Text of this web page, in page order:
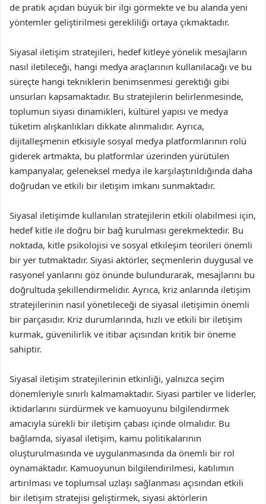
de pratik açıdan büyük bir ilgi görmekte ve bu alanda yeni
yöntemler geliştirilmesi gerekliliği ortaya çıkmaktadır.
Siyasal iletişim stratejileri, hedef kitleye yönelik mesajların
nasıl iletileceği, hangi medya araçlarının kullanılacağı ve bu
süreçte hangi tekniklerin benimsenmesi gerektiği gibi
unsurları kapsamaktadır. Bu stratejilerin belirlenmesinde,
toplumun siyasi dinamikleri, kültürel yapısı ve medya
tüketim alışkanlıkları dikkate alınmalıdır. Ayrıca,
dijitalleşmenin etkisiyle sosyal medya platformlarının rolü
giderek artmakta, bu platformlar üzerinden yürütülen
kampanyalar, geleneksel medya ile karşılaştırıldığında daha
doğrudan ve etkili bir iletişim imkanı sunmaktadır.
Siyasal iletişimde kullanılan stratejilerin etkili olabilmesi için,
hedef kitle ile doğru bir bağ kurulması gerekmektedir. Bu
noktada, kitle psikolojisi ve sosyal etkileşim teorileri önemli
bir yer tutmaktadır. Siyasi aktörler, seçmenlerin duygusal ve
rasyonel yanlarını göz önünde bulundurarak, mesajlarını bu
doğrultuda şekillendirmelidir. Ayrıca, kriz anlarında iletişim
stratejilerinin nasıl yönetileceği de siyasal iletişimin önemli
bir parçasıdır. Kriz durumlarında, hızlı ve etkili bir iletişim
kurmak, güvenilirlik ve itibar açısından kritik bir öneme
sahiptir.
Siyasal iletişim stratejilerinin etkinliği, yalnızca seçim
dönemleriyle sınırlı kalmamaktadır. Siyasi partiler ve liderler,
iktidarlarını sürdürmek ve kamuoyunu bilgilendirmek
amacıyla sürekli bir iletişim çabası içinde olmalıdır. Bu
bağlamda, siyasal iletişim, kamu politikalarının
oluşturulmasında ve uygulanmasında da önemli bir rol
oynamaktadır. Kamuoyunun bilgilendirilmesi, katılımın
artırılması ve toplumsal uzlaşı sağlanması açısından etkili
bir iletişim stratejisi geliştirmek, siyasi aktörlerin